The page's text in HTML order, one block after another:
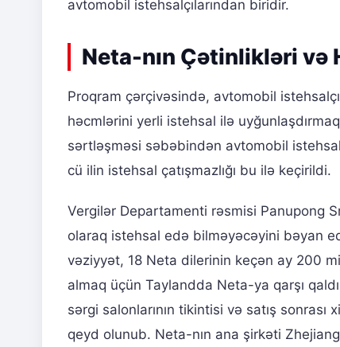
avtomobil istehsalçılarından biridir.
Neta-nın Çətinlikləri və
Proqram çərçivəsində, avtomobil
həcmlərini yerli istehsal ilə
sərtləşməsi səbəbindən avtomobil
cü ilin istehsal çatışmazlığı bu ilə keçirildi.
Vergilər Departamenti rəsmisi Panupong
olaraq istehsal edə bilməyəcəyini bəyan
vəziyyət, 18 Neta dilerinin keçən ay 200
almaq üçün Taylandda Neta-ya qarşı
sərgi salonlarının tikintisi və satış
qeyd olunub. Neta-nın ana şirkəti